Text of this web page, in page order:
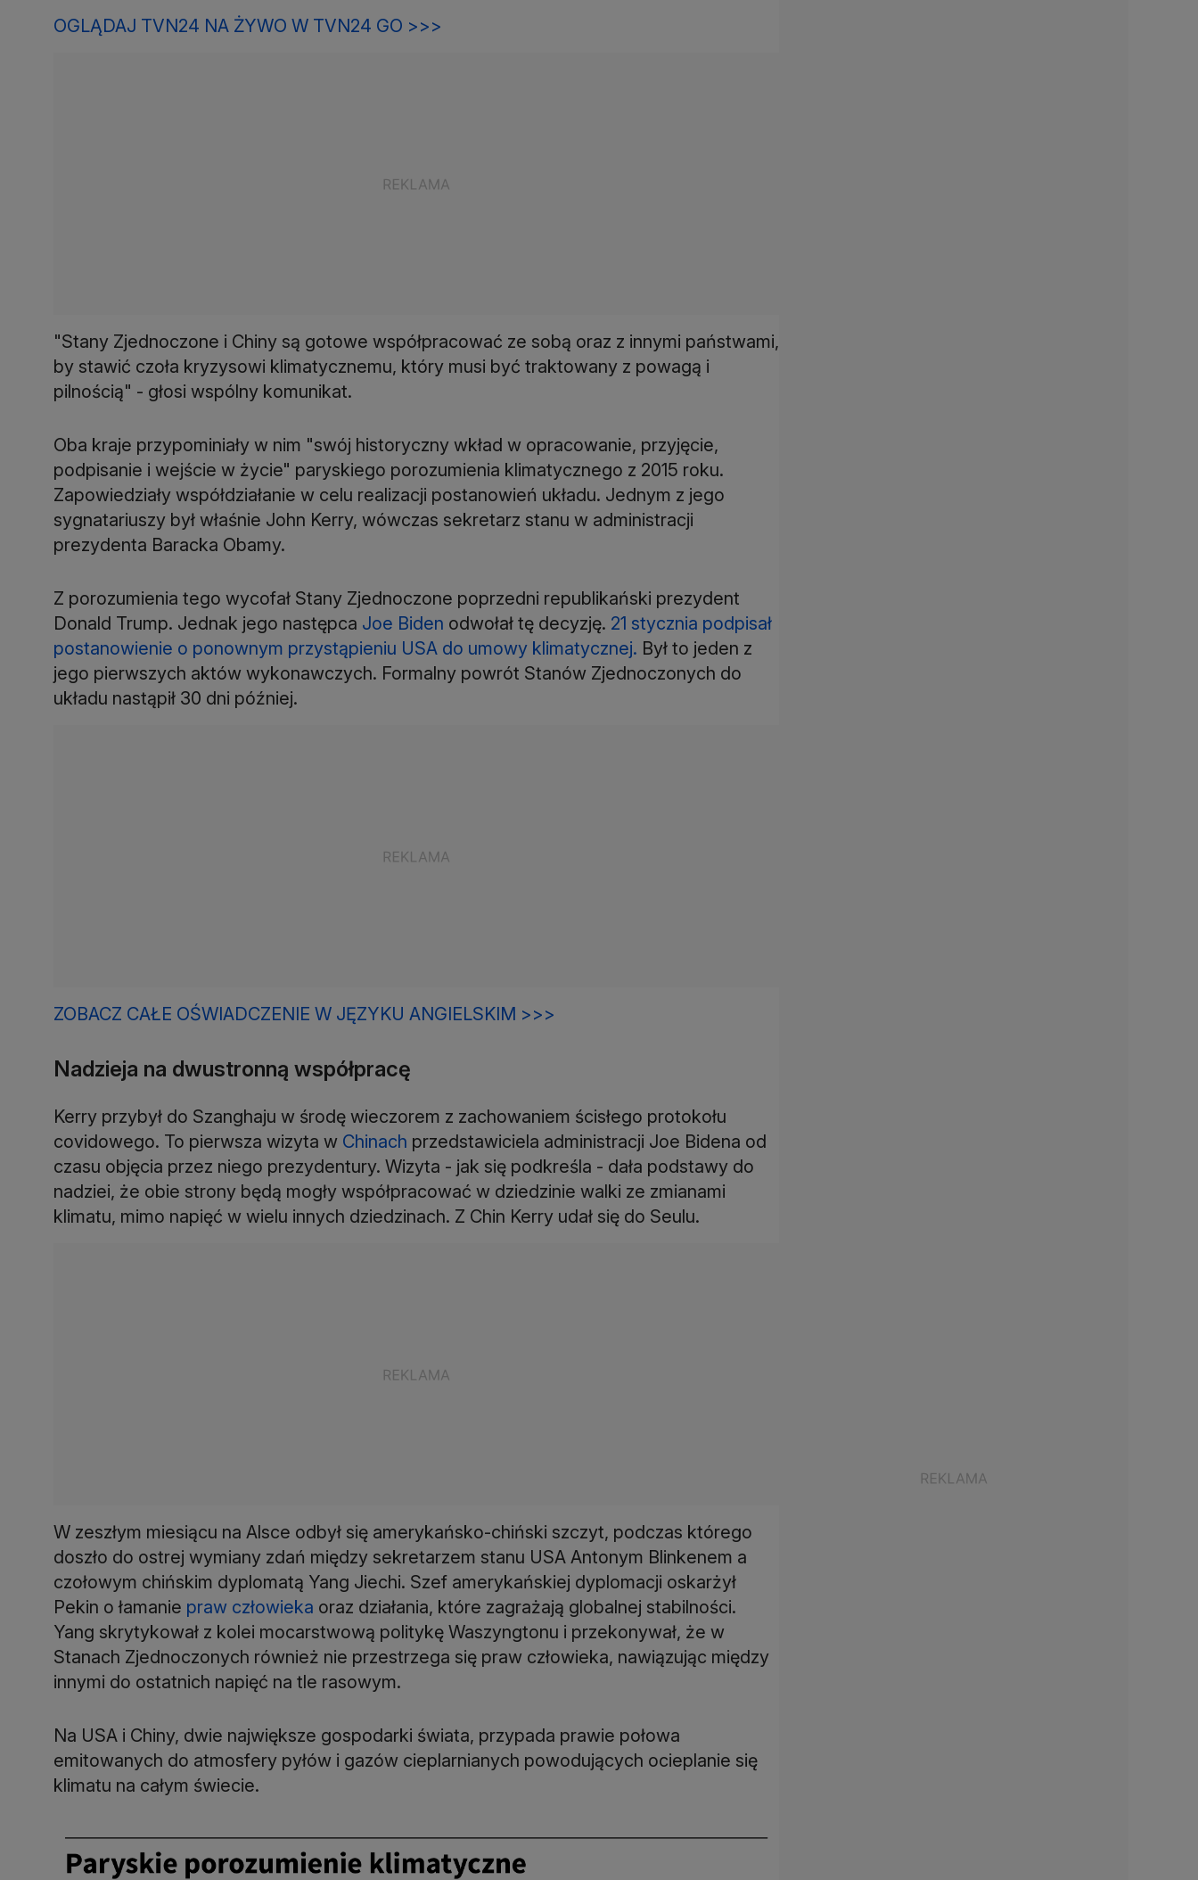
OGLĄDAJ TVN24 NA ŻYWO W TVN24 GO >>>
"Stany Zjednoczone i Chiny są gotowe współpracować ze sobą oraz z innymi państwami,
by stawić czoła kryzysowi klimatycznemu, który musi być traktowany z powagą i
pilnością" - głosi wspólny komunikat.
Oba kraje przypominiały w nim "swój historyczny wkład w opracowanie, przyjęcie,
podpisanie i wejście w życie" paryskiego porozumienia klimatycznego z 2015 roku.
Zapowiedziały współdziałanie w celu realizacji postanowień układu. Jednym z jego
sygnatariuszy był właśnie John Kerry, wówczas sekretarz stanu w administracji
prezydenta Baracka Obamy.
Z porozumienia tego wycofał Stany Zjednoczone poprzedni republikański prezydent
Donald Trump. Jednak jego następca Joe Biden odwołał tę decyzję. 21 stycznia podpisał
postanowienie o ponownym przystąpieniu USA do umowy klimatycznej. Był to jeden z
jego pierwszych aktów wykonawczych. Formalny powrót Stanów Zjednoczonych do
układu nastąpił 30 dni później.
ZOBACZ CAŁE OŚWIADCZENIE W JĘZYKU ANGIELSKIM >>>
Nadzieja na dwustronną współpracę
Kerry przybył do Szanghaju w środę wieczorem z zachowaniem ścisłego protokołu
covidowego. To pierwsza wizyta w Chinach przedstawiciela administracji Joe Bidena od
czasu objęcia przez niego prezydentury. Wizyta - jak się podkreśla - dała podstawy do
nadziei, że obie strony będą mogły współpracować w dziedzinie walki ze zmianami
klimatu, mimo napięć w wielu innych dziedzinach. Z Chin Kerry udał się do Seulu.
W zeszłym miesiącu na Alsce odbył się amerykańsko-chiński szczyt, podczas którego
doszło do ostrej wymiany zdań między sekretarzem stanu USA Antonym Blinkenem a
czołowym chińskim dyplomatą Yang Jiechi. Szef amerykańskiej dyplomacji oskarżył
Pekin o łamanie praw człowieka oraz działania, które zagrażają globalnej stabilności.
Yang skrytykował z kolei mocarstwową politykę Waszyngtonu i przekonywał, że w
Stanach Zjednoczonych również nie przestrzega się praw człowieka, nawiązując między
innymi do ostatnich napięć na tle rasowym.
Na USA i Chiny, dwie największe gospodarki świata, przypada prawie połowa
emitowanych do atmosfery pyłów i gazów cieplarnianych powodujących ocieplanie się
klimatu na całym świecie.